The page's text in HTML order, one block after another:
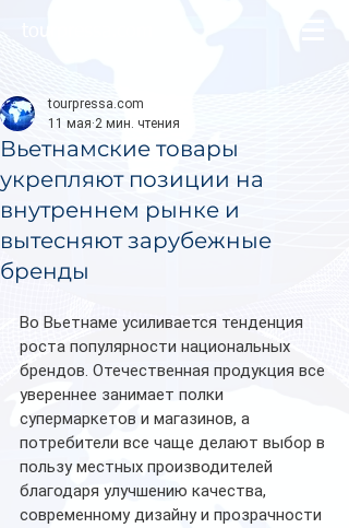
Вьетнамские товары
укрепляют позиции на
внутреннем рынке и
вытесняют зарубежные
бренды
tourpressa.com
11 мая 2 мин. чтения
Во Вьетнаме усиливается тенденция
роста популярности национальных
брендов. Отечественная продукция все
увереннее занимает полки
супермаркетов и магазинов, а
потребители все чаще делают выбор в
пользу местных производителей
благодаря улучшению качества,
современному дизайну и прозрачности